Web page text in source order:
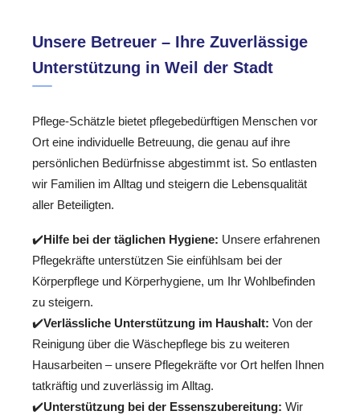
Unsere Betreuer – Ihre Zuverlässige
Unterstützung in Weil der Stadt
Pflege-Schätzle bietet pflegebedürftigen Menschen vor
Ort eine individuelle Betreuung, die genau auf ihre
persönlichen Bedürfnisse abgestimmt ist. So entlasten
wir Familien im Alltag und steigern die Lebensqualität
aller Beteiligten.
✔️Hilfe bei der täglichen Hygiene: Unsere erfahrenen
Pflegekräfte unterstützen Sie einfühlsam bei der
Körperpflege und Körperhygiene, um Ihr Wohlbefinden
zu steigern.
✔️Verlässliche Unterstützung im Haushalt: Von der
Reinigung über die Wäschepflege bis zu weiteren
Hausarbeiten – unsere Pflegekräfte vor Ort helfen Ihnen
tatkräftig und zuverlässig im Alltag.
✔️Unterstützung bei der Essenszubereitung: Wir